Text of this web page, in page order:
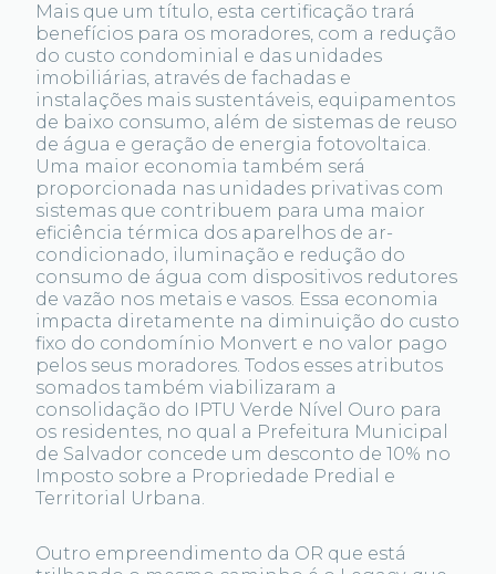
Mais que um título, esta certificação trará
benefícios para os moradores, com a redução
do custo condominial e das unidades
imobiliárias, através de fachadas e
instalações mais sustentáveis, equipamentos
de baixo consumo, além de sistemas de reuso
de água e geração de energia fotovoltaica.
Uma maior economia também será
proporcionada nas unidades privativas com
sistemas que contribuem para uma maior
eficiência térmica dos aparelhos de ar-
condicionado, iluminação e redução do
consumo de água com dispositivos redutores
de vazão nos metais e vasos. Essa economia
impacta diretamente na diminuição do custo
fixo do condomínio Monvert e no valor pago
pelos seus moradores. Todos esses atributos
somados também viabilizaram a
consolidação do IPTU Verde Nível Ouro para
os residentes, no qual a Prefeitura Municipal
de Salvador concede um desconto de 10% no
Imposto sobre a Propriedade Predial e
Territorial Urbana.
Outro empreendimento da OR que está